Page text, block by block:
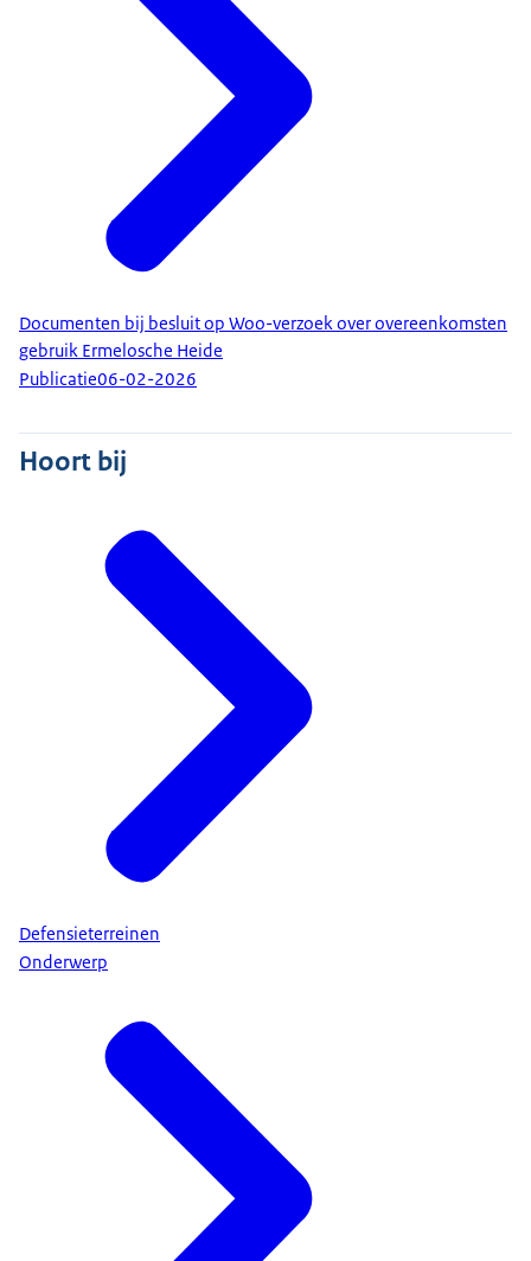
Documenten bij besluit op Woo-verzoek over overeenkomsten
gebruik Ermelosche Heide
Publicatie06-02-2026
Hoort bij
Defensieterreinen
Onderwerp